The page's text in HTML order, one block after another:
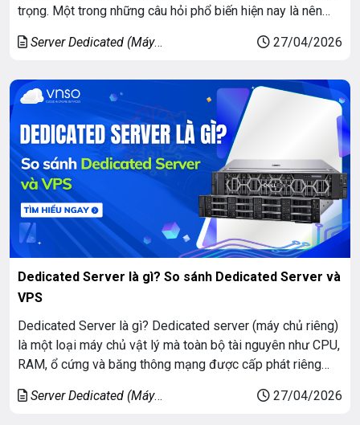
trọng. Một trong những câu hỏi phổ biến hiện nay là nên
server trong nước đang trở thành xu hướng được […]
Server Dedicated (Máy
27/04/2026
Dedicated Server là gì? So sánh Dedicated Server và
VPS
Dedicated Server là gì? Dedicated server (máy chủ riêng)
là một loại máy chủ vật lý mà toàn bộ tài nguyên như CPU,
RAM, ổ cứng và băng thông mạng được cấp phát riêng
server, bạn có toàn quyền kiểm soát hệ thống từ phần […]
Server Dedicated (Máy
27/04/2026